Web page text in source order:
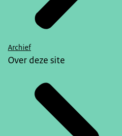
Archief
Over deze site